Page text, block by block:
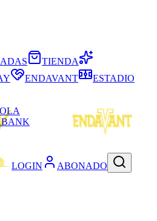
LOGIN ABONADO
TIENDA
ENDAVANT ESTADIO